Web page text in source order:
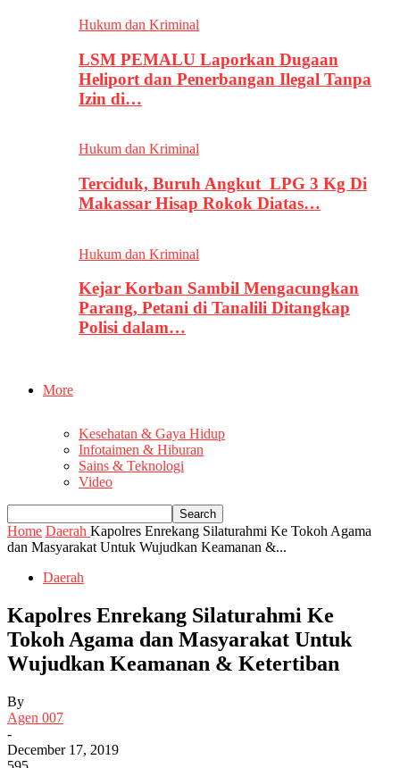
Hukum dan Kriminal
LSM PEMALU Laporkan Dugaan
Heliport dan Penerbangan Ilegal Tanpa
Izin di…
Hukum dan Kriminal
Terciduk, Buruh Angkut LPG 3 Kg Di
Makassar Hisap Rokok Diatas…
Hukum dan Kriminal
Kejar Korban Sambil Mengacungkan
Parang, Petani di Tanalili Ditangkap
Polisi dalam…
More
Kesehatan & Gaya Hidup
Infotaimen & Hiburan
Sains & Teknologi
Video
Home Daerah Kapolres Enrekang Silaturahmi Ke Tokoh Agama
dan Masyarakat Untuk Wujudkan Keamanan &...
Daerah
Kapolres Enrekang Silaturahmi Ke
Tokoh Agama dan Masyarakat Untuk
Wujudkan Keamanan & Ketertiban
By
Agen 007
-
December 17, 2019